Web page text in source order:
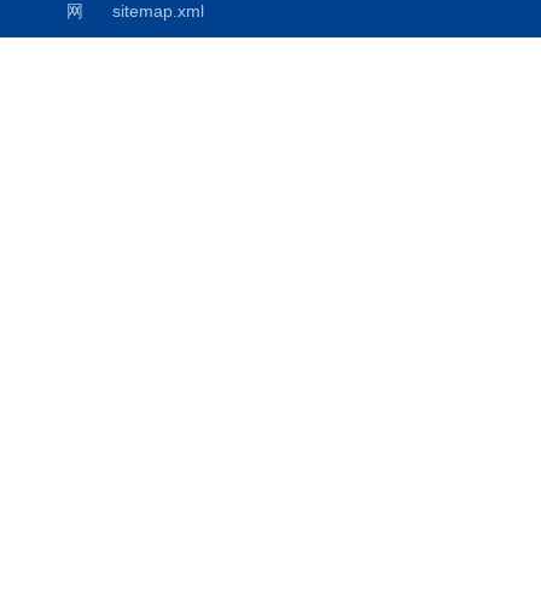
网
sitemap.xml